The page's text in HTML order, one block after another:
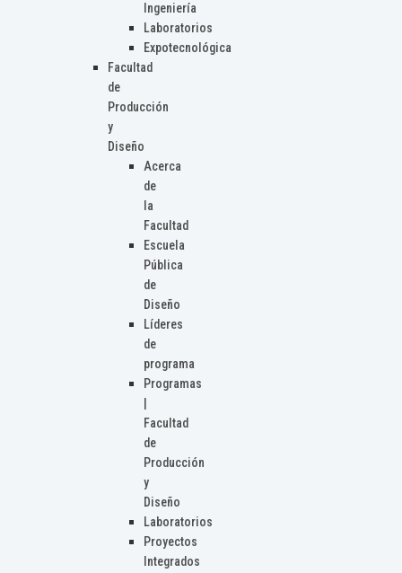
Ingeniería
Laboratorios
Expotecnológica
Facultad
de
Producción
y
Diseño
Acerca
de
la
Facultad
Escuela
Pública
de
Diseño
Líderes
de
programa
Programas
Facultad
de
Producción
y
Diseño
Laboratorios
Proyectos
Integrados